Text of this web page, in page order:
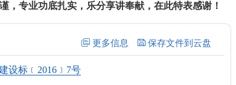
，专业功底扎实，乐分享讲奉献，在此特表感谢！
设标﹝2016﹞7号